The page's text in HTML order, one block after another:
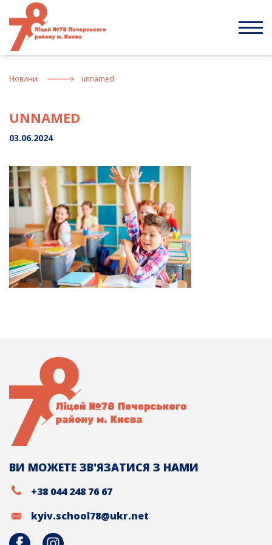
content
Новини unnamed
UNNAMED
03.06.2024
ВИ МОЖЕТЕ ЗВ'ЯЗАТИСЯ З НАМИ
+38 044 248 76 67
kyiv.school78@ukr.net